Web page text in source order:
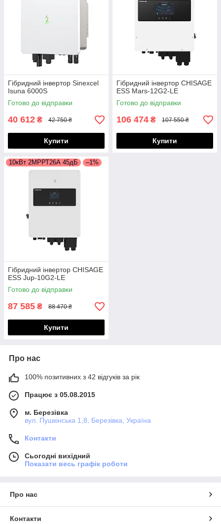
Гібридний інвертор Sinexcel
Isuna 6000S
Готово до відправки
40 612 ₴ 42 750 ₴
Купити
Гібридний інвертор CHISAGE
ESS Mars-12G2-LE
Готово до відправки
106 474 ₴ 107 550 ₴
Купити
10кВт 2МРРТ26А 45дБ –1%
Гібридний інвертор CHISAGE
ESS Jup-10G2-LE
Готово до відправки
87 585 ₴ 88 470 ₴
Купити
Про нас
100% позитивних з 42 відгуків за рік
Працює з 05.08.2015
м. Березівка
вул. Пушкінська 1,8, Березівка, Україна
Контакти
Сьогодні вихідний
Показати весь графік роботи
Про нас
Контакти